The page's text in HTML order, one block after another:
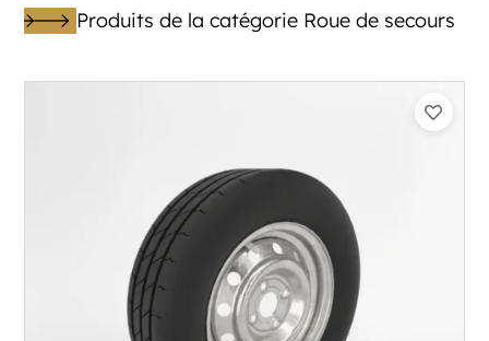
Produits de la catégorie Roue de secours